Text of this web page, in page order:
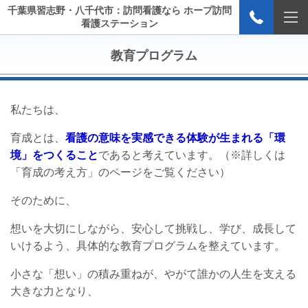
千葉県習志野・八千代市：訪問看護なら ホープ訪問
看護ステーション
教育プログラム
私たちは、
育成とは、 看護の意味を実感できる体験が生まれる「環
境」をつくることであると考えています。
（※詳しくは
「育成の考え方」のページをご覧ください）
そのために、
想いを大切にしながら、 安心して挑戦し、学び、成長して
いけるよう、 具体的な教育プログラムを整えています。
小さな「想い」の積み重ねが、 やがて誰かの人生を支える
大きな力となり、